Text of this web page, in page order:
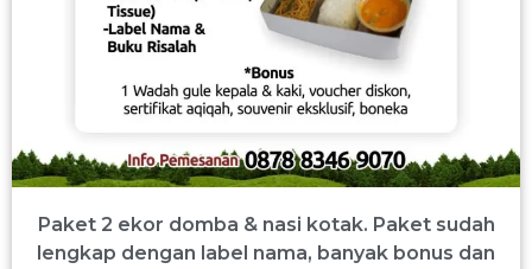
Paket 2 ekor domba & nasi kotak. Paket sudah
lengkap dengan label nama, banyak bonus dan